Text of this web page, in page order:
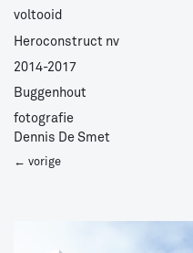
voltooid
Heroconstruct nv
2014-2017
Buggenhout
fotografie
Dennis De Smet
projecten
← vorige